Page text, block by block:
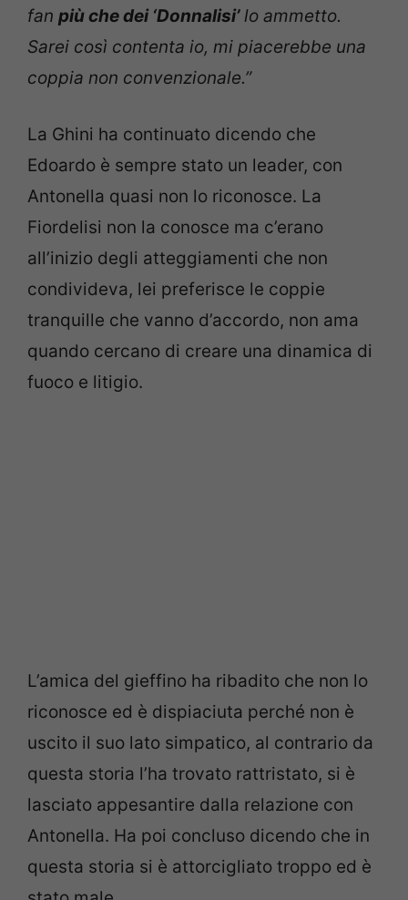
fan più che dei ‘Donnalisi’lo ammetto.
Sarei così contenta io, mi piacerebbe una
coppia non convenzionale.”
La Ghini ha continuato dicendo che
Edoardo è sempre stato un leader, con
Antonella quasi non lo riconosce. La
Fiordelisi non la conosce ma c’erano
all’inizio degli atteggiamenti che non
condivideva, lei preferisce le coppie
tranquille che vanno d’accordo, non ama
quando cercano di creare una dinamica di
fuoco e litigio.
L’amica del gieffino ha ribadito che non lo
riconosce ed è dispiaciuta perché non è
uscito il suo lato simpatico, al contrario da
questa storia l’ha trovato rattristato, si è
lasciato appesantire dalla relazione con
Antonella. Ha poi concluso dicendo che in
questa storia si è attorcigliato troppo ed è